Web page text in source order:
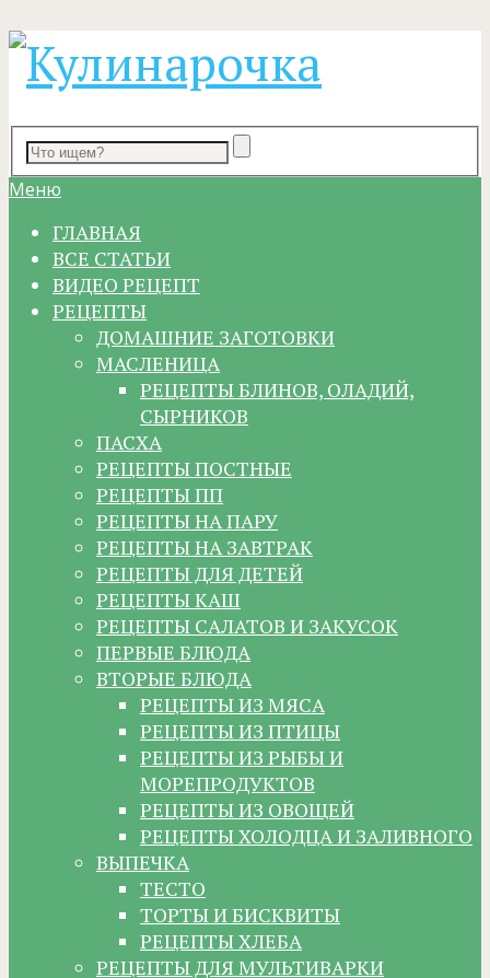
Меню
ГЛАВНАЯ
ВСЕ СТАТЬИ
ВИДЕО РЕЦЕПТ
РЕЦЕПТЫ
ДОМАШНИЕ ЗАГОТОВКИ
МАСЛЕНИЦА
РЕЦЕПТЫ БЛИНОВ, ОЛАДИЙ,
СЫРНИКОВ
ПАСХА
РЕЦЕПТЫ ПОСТНЫЕ
РЕЦЕПТЫ ПП
РЕЦЕПТЫ НА ПАРУ
РЕЦЕПТЫ НА ЗАВТРАК
РЕЦЕПТЫ ДЛЯ ДЕТЕЙ
РЕЦЕПТЫ КАШ
РЕЦЕПТЫ САЛАТОВ И ЗАКУСОК
ПЕРВЫЕ БЛЮДА
ВТОРЫЕ БЛЮДА
РЕЦЕПТЫ ИЗ МЯСА
РЕЦЕПТЫ ИЗ ПТИЦЫ
РЕЦЕПТЫ ИЗ РЫБЫ И
МОРЕПРОДУКТОВ
РЕЦЕПТЫ ИЗ ОВОЩЕЙ
РЕЦЕПТЫ ХОЛОДЦА И ЗАЛИВНОГО
ВЫПЕЧКА
ТЕСТО
ТОРТЫ И БИСКВИТЫ
РЕЦЕПТЫ ХЛЕБА
РЕЦЕПТЫ ДЛЯ МУЛЬТИВАРКИ